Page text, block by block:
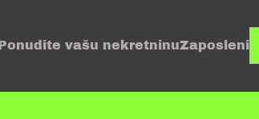
Ponudite vašu nekretninuZaposleni